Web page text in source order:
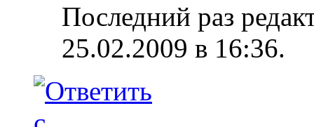
Последний раз
25.02.2009 в 16:36.